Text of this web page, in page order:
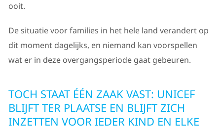
ooit.
De situatie voor families in het hele land verandert op
dit moment dagelijks, en niemand kan voorspellen
wat er in deze overgangsperiode gaat gebeuren.
TOCH STAAT ÉÉN ZAAK VAST: UNICEF
BLIJFT TER PLAATSE EN BLIJFT ZICH
INZETTEN VOOR IEDER KIND EN ELKE